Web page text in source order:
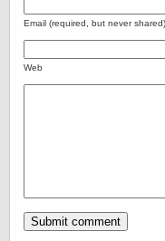
Email (required, but never shared)
Web